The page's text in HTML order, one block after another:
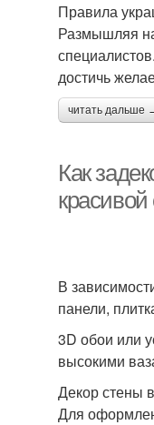
Правила
Размышляя
достичь
читать дальше
Как
красивой
В
панели,
3D обои или
высокими
Декор стены
Для